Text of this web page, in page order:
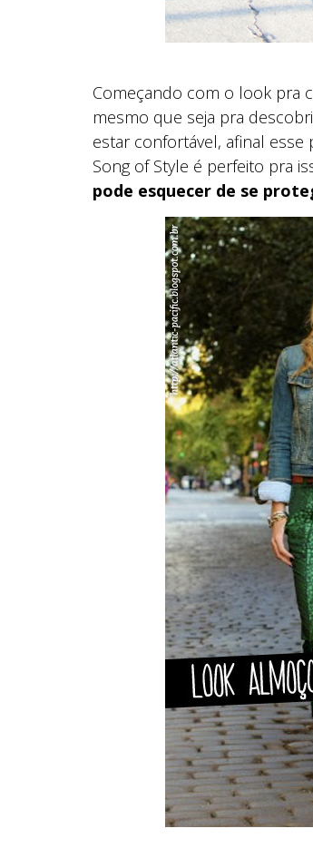
Começando com o look pra
mesmo que seja pra
estar confortável, afinal
Song of Style é perfeito pra
pode esquecer de se